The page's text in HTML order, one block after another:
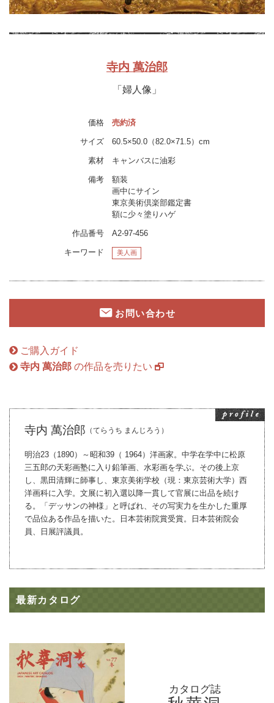
寺内 萬治郎
「婦人像」
価格 売約済
サイズ 60.5×50.0（82.0×71.5）cm
素材 キャンバスに油彩
備考
額装
画中にサイン
東京美術倶楽部鑑定書
額に少々塗りハゲ
作品番号 A2-97-456
キーワード 美人画
お問い合わせ
ご購入ガイド
寺内 萬治郎 の作品を売りたい
寺内 萬治郎 （てらうち まんじろう）
明治23（1890）～昭和39（ 1964）洋画家。中学在学中に松原
三五郎の天彩画塾に入り鉛筆画、水彩画を学ぶ。その後上京
し、黒田清輝に師事し、東京美術学校（現：東京芸術大学）西
洋画科に入学。文展に初入選以降一貫して官展に出品を続け
る。「デッサンの神様」と呼ばれ、その写実力を生かした重厚
で品位ある作品を描いた。日本芸術院賞受賞。日本芸術院会
員、日展評議員。
最新カタログ
カタログ誌